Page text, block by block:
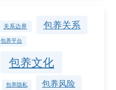
关系边界 包养关系
包养平台
包养文化
包养隐私 包养风险